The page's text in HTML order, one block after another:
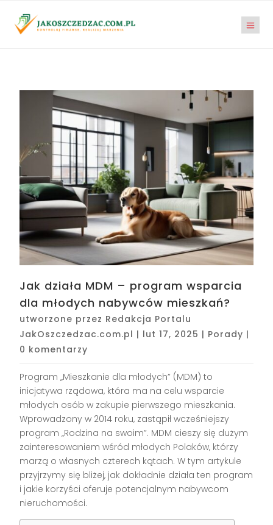
Jak działa MDM – program wsparcia
dla młodych nabywców mieszkań?
utworzone przez Redakcja Portalu
JakOszczedzac.com.pl | lut 17, 2025 | Porady |
0 komentarzy
Program „Mieszkanie dla młodych” (MDM) to
inicjatywa rządowa, która ma na celu wsparcie
młodych osób w zakupie pierwszego mieszkania.
Wprowadzony w 2014 roku, zastąpił wcześniejszy
program „Rodzina na swoim”. MDM cieszy się dużym
zainteresowaniem wśród młodych Polaków, którzy
marzą o własnych czterech kątach. W tym artykule
przyjrzymy się bliżej, jak dokładnie działa ten program
i jakie korzyści oferuje potencjalnym nabywcom
nieruchomości.